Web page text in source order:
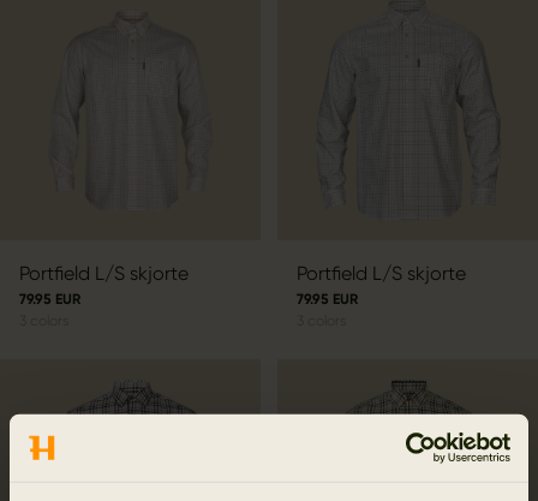
Portfield L/S skjorte
79.95 EUR
Portfield L/S skjorte
79.95 EUR